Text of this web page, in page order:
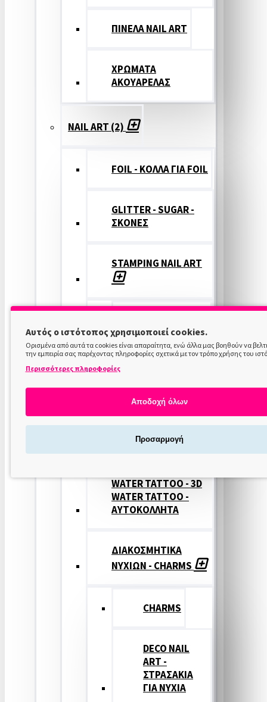
ΠΙΝΕΛΑ NAIL ART
ΧΡΩΜΑΤΑ
ΑΚΟΥΑΡΕΛΑΣ
NAIL ART (2)
FOIL - ΚΟΛΛΑ ΓΙΑ FOIL
GLITTER - SUGAR -
ΣΚΟΝΕΣ
STAMPING NAIL ART
COLOR
ΝΥΧΙΩΝ
ΣΦΡΑΓΙΔΕΣ
ΝΥΧΙΩΝ
WATER TATTOO - 3D
WATER TATTOO -
ΑΥΤΟΚΟΛΛΗΤΑ
ΔΙΑΚΟΣΜΗΤΙΚΑ
ΝΥΧΙΩΝ - CHARMS
CHARMS
DECO NAIL
ART -
ΣΤΡΑΣΑΚΙΑ
ΓΙΑ ΝΥΧΙΑ
Αυτός ο ιστότοπος χρησιμοποιεί cookies.
Ορισμένα από αυτά τα cookies είναι απαραίτητα, ενώ άλλα μας βοηθούν να
την εμπειρία σας παρέχοντας πληροφορίες σχετικά με τον τρόπο χρήσης του
Περισσότερες πληροφορίες
Αποδοχή όλων
Προσαρμογή